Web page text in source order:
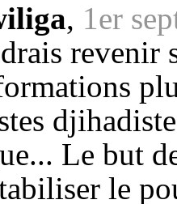
, 1er
revenir
Le but
le